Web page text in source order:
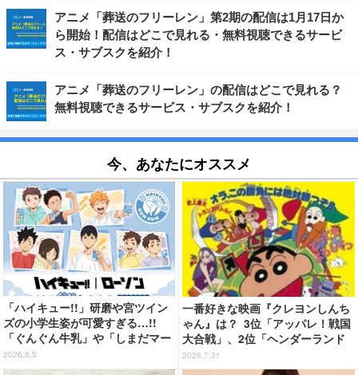
アニメ「葬送のフリーレン」第2期の配信は1月17日か
ら開始！配信はどこで見れる・無料視聴できるサービ
ス・サブスクを紹介！
アニメ「葬送のフリーレン」の配信はどこで見れる？
無料視聴できるサービス・サブスクを紹介！
今、あなたにオススメ
「ハイキュー!!」研磨や宮ツイン
ズの小学生姿が可愛すぎる…!!
「ぐんぐん牛乳」や「しまだマー
ト」デザインのグッズも!? ロー
ソン限定グッズが登場！
2026.8.5
一番好きな映画『クレヨンしんち
ゃん』は？ 3位「アッパレ！戦国
大合戦」、2位「ヘンダーランド
の大冒険」、1位は…？【『映画
クレヨンしんちゃん 奇々怪々！
2026.7.31